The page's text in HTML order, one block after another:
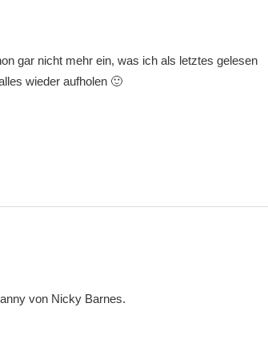
gar nicht mehr ein, was ich als letztes gelesen
wieder aufholen 🙂
von Nicky Barnes.